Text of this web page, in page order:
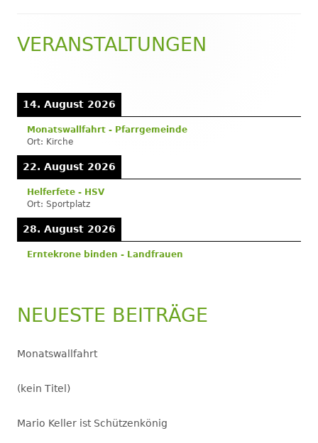
Haupt-
VERANSTALTUNGEN
14. August 2026
Monatswallfahrt - Pfarrgemeinde
Ort: Kirche
22. August 2026
Helferfete - HSV
Ort: Sportplatz
28. August 2026
Erntekrone binden - Landfrauen
NEUESTE BEITRÄGE
Monatswallfahrt
(kein Titel)
Mario Keller ist Schützenkönig